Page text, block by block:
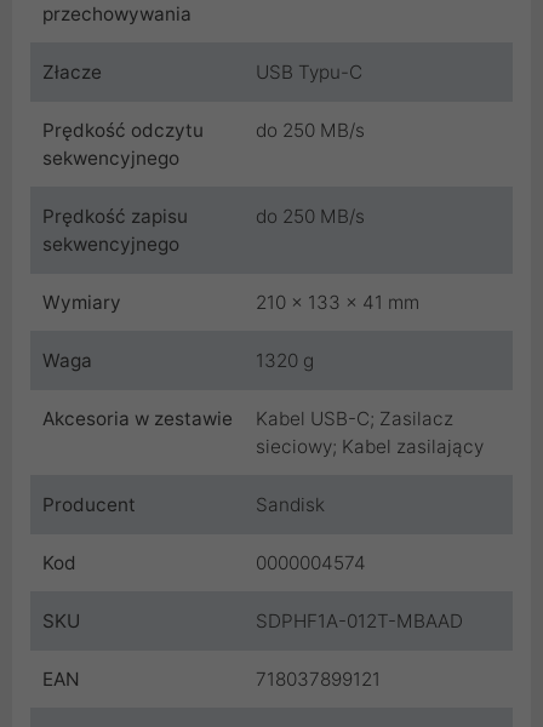
przechowywania
Złacze USB Typu-C
Prędkość odczytu
sekwencyjnego
do 250 MB/s
Prędkość zapisu
sekwencyjnego
do 250 MB/s
Wymiary 210 x 133 x 41 mm
Waga 1320 g
Akcesoria w zestawie
Kabel USB-C; Zasilacz
sieciowy; Kabel zasilający
Producent Sandisk
Kod 0000004574
SKU SDPHF1A-012T-MBAAD
EAN 718037899121